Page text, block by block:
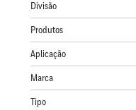
Divisão
Produtos
Aplicação
Marca
Tipo